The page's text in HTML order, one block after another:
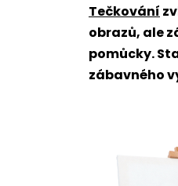
Tečkování
obrazů, ale
pomůcky.
zábavného